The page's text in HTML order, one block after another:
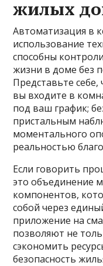
жилых
Автоматизация в
использование
способны
жизни в доме без
Представьте себе,
вы входите в
под ваш график;
пристальным
моментального
реальностью
Если говорить
это объединение
компонентов,
собой через
приложение на
позволяют не
сэкономить
безопасность